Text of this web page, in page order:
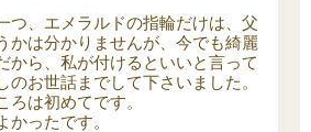
つ、エメラルドの指輪だけは、父
かは分かりませんが、今でも綺麗
から、私が付けるといいと言って
のお世話までして下さいました。
ろは初めてです。
かったです。